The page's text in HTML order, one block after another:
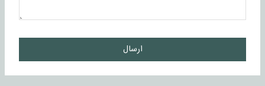
ارسال